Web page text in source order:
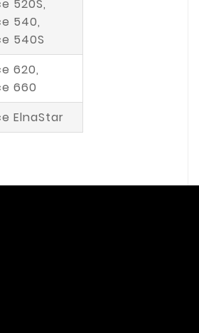
520S,
540,
540S
620,
660
ElnaStar